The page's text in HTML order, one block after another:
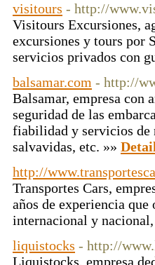
visitours - http://
Visitours Excursiones,
excursiones y tours por
servicios privados con
balsamar.com - http://
Balsamar, empresa con
seguridad de las
fiabilidad y servicios de
salvavidas, etc. »»
http://
Transportes Cars,
años de experiencia
internacional y
liquistocks - http://
Liquistocks, empresa